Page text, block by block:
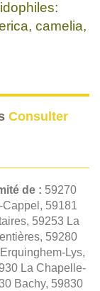
camelia,
Consulter
de : 59270
59181
59253 La
59280
Lys,
La Chapelle-
Bachy, 59830